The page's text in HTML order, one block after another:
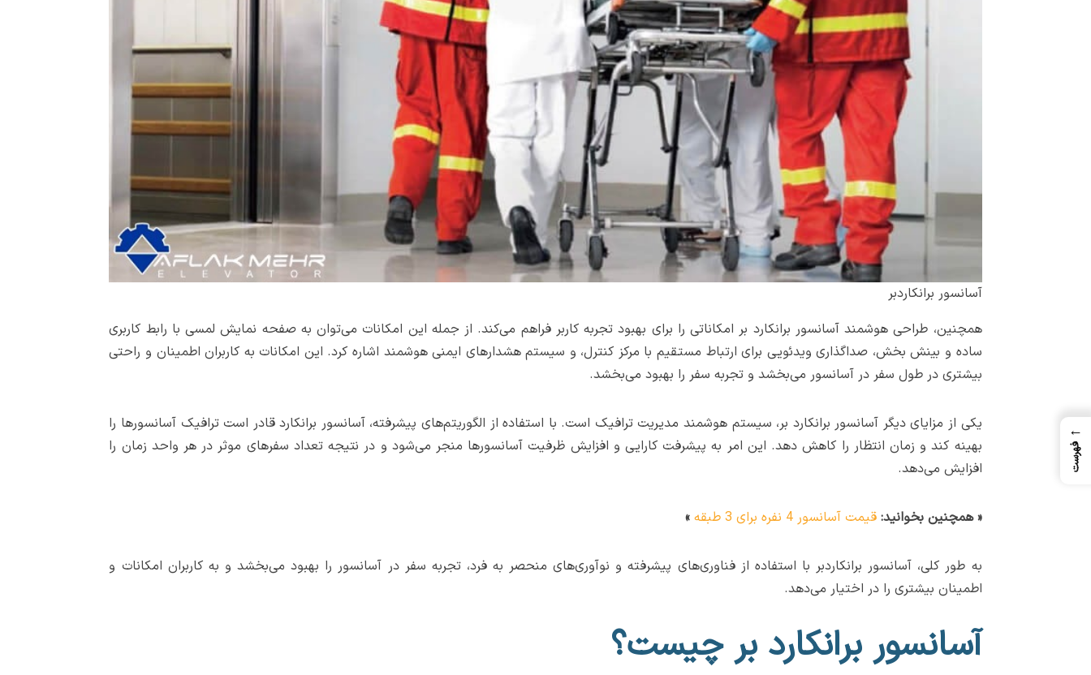
آسانسور برانکاردبر
همچنین، طراحی هوشمند آسانسور برانکارد بر امکاناتی را برای بهبود تجربه کاربر فراهم می‌کند. از جمله این امکانات می‌توان به صفحه نمایش لمسی با رابط کاربری
ساده و بینش بخش، صداگذاری ویدئویی برای ارتباط مستقیم با مرکز کنترل، و سیستم هشدارهای ایمنی هوشمند اشاره کرد. این امکانات به کاربران اطمینان و راحتی
بیشتری در طول سفر در آسانسور می‌بخشد و تجربه سفر را بهبود می‌بخشد.
یکی از مزایای دیگر آسانسور برانکارد بر، سیستم هوشمند مدیریت ترافیک است. با استفاده از الگوریتم‌های پیشرفته، آسانسور برانکارد قادر است ترافیک آسانسورها را
بهینه کند و زمان انتظار را کاهش دهد. این امر به پیشرفت کارایی و افزایش ظرفیت آسانسورها منجر می‌شود و در نتیجه تعداد سفرهای موثر در هر واحد زمان را
افزایش می‌دهد.
« همچنین بخوانید:قیمت آسانسور 4 نفره برای 3 طبقه »
به طور کلی، آسانسور برانکاردبر با استفاده از فناوری‌های پیشرفته و نوآوری‌های منحصر به فرد، تجربه سفر در آسانسور را بهبود می‌بخشد و به کاربران امکانات و
اطمینان بیشتری را در اختیار می‌دهد.
آسانسور برانکارد بر چیست؟
←
فهرست